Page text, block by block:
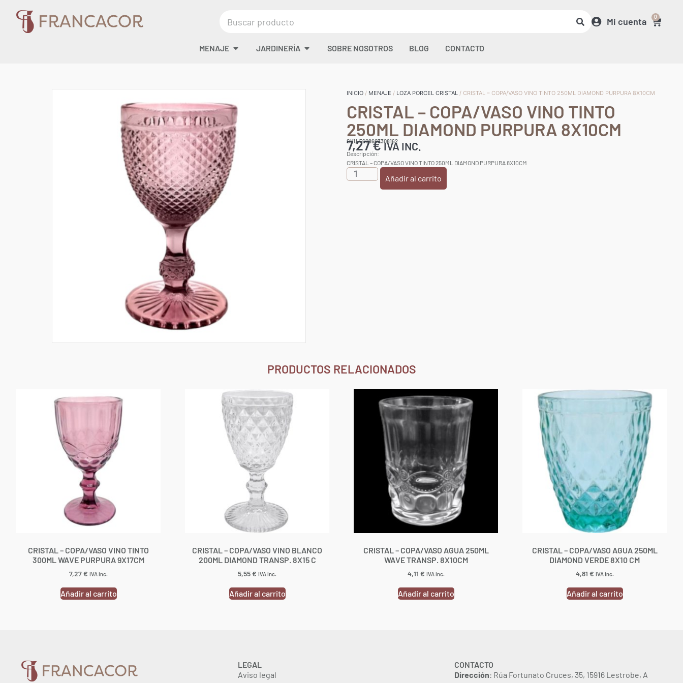
Mi cuenta 0
MENAJE JARDINERÍA SOBRE NOSOTROS BLOG CONTACTO
INICIO / MENAJE / LOZA PORCEL CRISTAL / CRISTAL – COPA/VASO VINO TINTO 250ML DIAMOND PURPURA 8X10CM
CRISTAL – COPA/VASO VINO TINTO
250ML DIAMOND PURPURA 8X10CM
SKU:5608603308162
7,27€IVA INC.
Descripción:
CRISTAL – COPA/VASO VINO TINTO 250ML DIAMOND PURPURA 8X10CM
Añadir al carrito
PRODUCTOS RELACIONADOS
CRISTAL – COPA/VASO VINO TINTO
300ML WAVE PURPURA 9X17CM
7,27€ IVA inc.
Añadir al carrito
CRISTAL – COPA/VASO VINO BLANCO
200ML DIAMOND TRANSP. 8X15 C
5,55€ IVA inc.
Añadir al carrito
CRISTAL – COPA/VASO AGUA 250ML
WAVE TRANSP. 8X10CM
4,11 € IVA inc.
Añadir al carrito
CRISTAL – COPA/VASO AGUA 250ML
DIAMOND VERDE 8X10 CM
4,81 € IVA inc.
Añadir al carrito
LEGAL
Aviso legal
CONTACTO
Dirección: Rúa Fortunato Cruces, 35, 15916 Lestrobe, A